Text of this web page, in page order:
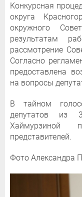
Конкурсная
округа
окружного
результатам
рассмотрение
Согласно
предоставлена
на вопросы
В тайном
депутатов из
Хаймурзиной
представителей.
Фото Александра